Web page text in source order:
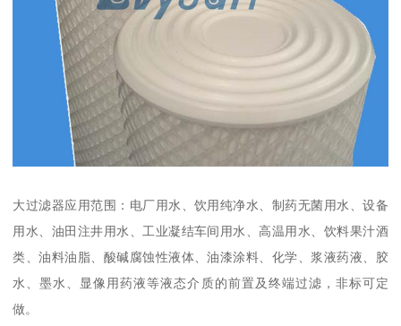
大过滤器应用范围：电厂用水、饮用纯净水、制药无菌用水、设备
用水、油田注井用水、工业凝结车间用水、高温用水、饮料果汁酒
类、油料油脂、酸碱腐蚀性液体、油漆涂料、化学、浆液药液、胶
水、墨水、显像用药液等液态介质的前置及终端过滤，非标可定
做。